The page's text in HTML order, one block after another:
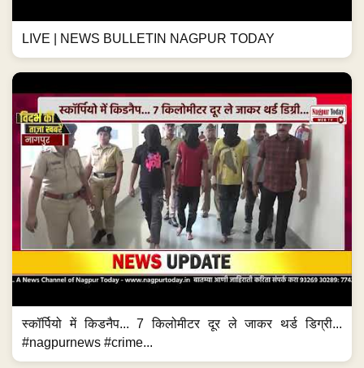
LIVE | NEWS BULLETIN NAGPUR TODAY
स्कॉर्पियो में किडनैप... 7 किलोमीटर दूर ले जाकर थर्ड डिग्री...
#nagpurnews #crime...